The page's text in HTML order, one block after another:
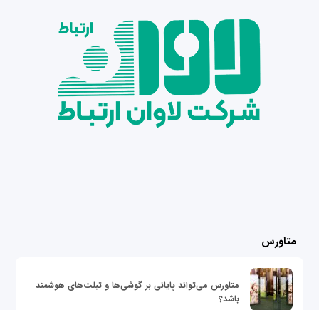
متاورس
متاورس می‌تواند پایانی بر گوشی‌ها و تبلت‌های هوشمند
باشد؟